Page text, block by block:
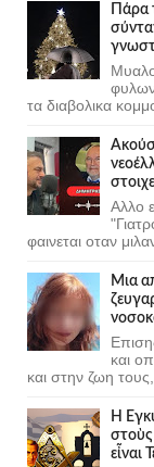
Πάρα
τα διαβολικα
Αλλο
φαινεται οταν
Μια
και
και στην ζωη τους,
Ἡ
εἶναι